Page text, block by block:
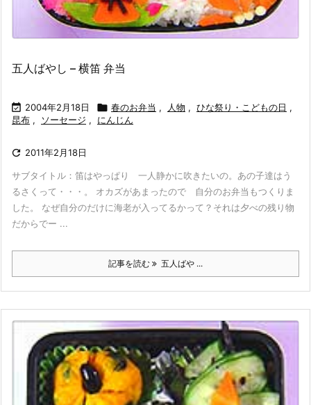
五人ばやし – 横笛 弁当
 2004年2月18日  春のお弁当 , 人物 , ひな祭り・こどもの日 ,
昆布 , ソーセージ , にんじん
 2011年2月18日
サブタイトル：笛はやっぱり 一人静かに吹きたいの。あの子達はう
るさくって・・・。 オカズがあまったので 自分のお弁当もつくりま
した。 なぜ自分のだけに海老が入ってるかって？それは夕べの残り物
だからでー ...
記事を読む 五人ばや ...